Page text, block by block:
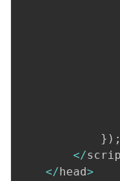
} ) ;
</
</ head>